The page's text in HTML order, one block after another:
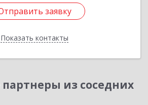
заявку
Показать контакты
заявку
Назад
из соседних